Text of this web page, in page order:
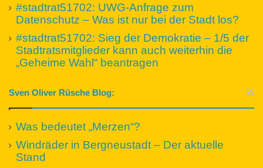
#stadtrat51702: UWG-Anfrage zum
Datenschutz – Was ist nur bei der Stadt los?
#stadtrat51702: Sieg der Demokratie – 1/5 der
Stadtratsmitglieder kann auch weiterhin die
„Geheime Wahl“ beantragen
Sven Oliver Rüsche Blog:
Was bedeutet „Merzen“?
Windräder in Bergneustadt – Der aktuelle
Stand